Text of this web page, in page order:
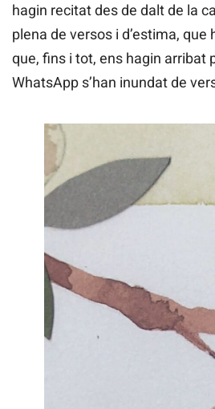
hagin recitat des de dalt de la
plena de versos i d’estima,
que, fins i tot, ens hagin arribat
WhatsApp s’han inundat de